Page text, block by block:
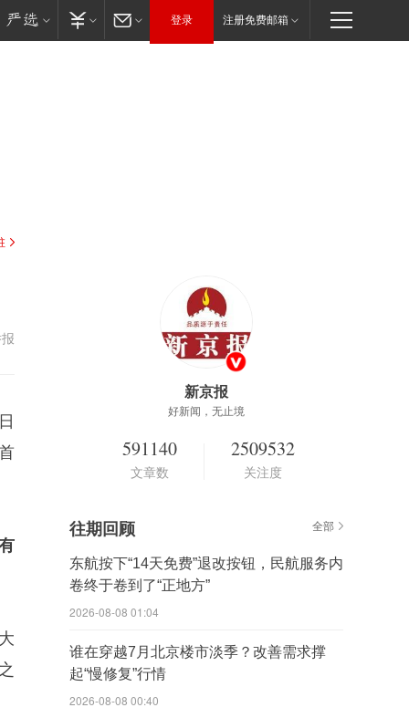
登录 注册免费邮箱
新京报
好新闻，无止境
591140
文章数
2509532
关注度
往期回顾 全部
东航按下“14天免费”退改按钮，民航服务内
卷终于卷到了“正地方”
2026-08-08 01:04
谁在穿越7月北京楼市淡季？改善需求撑
起“慢修复”行情
2026-08-08 00:40